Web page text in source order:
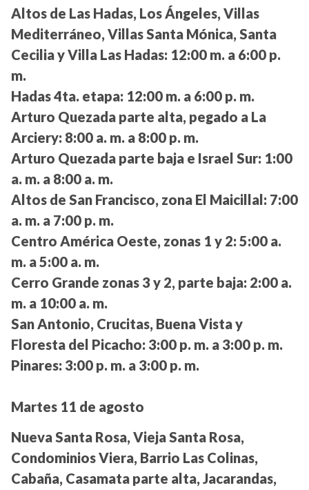
Altos de Las Hadas, Los Ángeles, Villas
Mediterráneo, Villas Santa Mónica, Santa
Cecilia y Villa Las Hadas: 12:00 m. a 6:00 p.
m.
Hadas 4ta. etapa: 12:00 m. a 6:00 p. m.
Arturo Quezada parte alta, pegado a La
Arciery: 8:00 a. m. a 8:00 p. m.
Arturo Quezada parte baja e Israel Sur: 1:00
a. m. a 8:00 a. m.
Altos de San Francisco, zona El Maicillal: 7:00
a. m. a 7:00 p. m.
Centro América Oeste, zonas 1 y 2: 5:00 a.
m. a 5:00 a. m.
Cerro Grande zonas 3 y 2, parte baja: 2:00 a.
m. a 10:00 a. m.
San Antonio, Crucitas, Buena Vista y
Floresta del Picacho: 3:00 p. m. a 3:00 p. m.
Pinares: 3:00 p. m. a 3:00 p. m.
Martes 11 de agosto
Nueva Santa Rosa, Vieja Santa Rosa,
Condominios Viera, Barrio Las Colinas,
Cabaña, Casamata parte alta, Jacarandas,